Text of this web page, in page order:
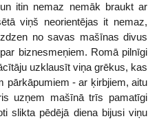
itin nemaz nemāk braukt ar
viņš neorientējas it nemaz,
no savas mašīnas divus
biznesmeņiem. Romā pilnīgi
uzklausīt viņa grēkus, kas
pārkāpumiem - ar ķirbjiem, aitu
uzņem mašīnā trīs pamatīgi
slikta pēdējā diena bijusi viņu